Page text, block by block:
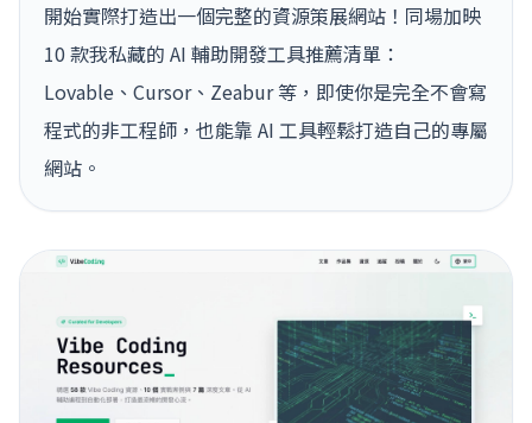
開始實際打造出一個完整的資源策展網站！同場加映
10 款我私藏的 AI 輔助開發工具推薦清單：
Lovable、Cursor、Zeabur 等，即使你是完全不會寫
程式的非工程師，也能靠 AI 工具輕鬆打造自己的專屬
網站。